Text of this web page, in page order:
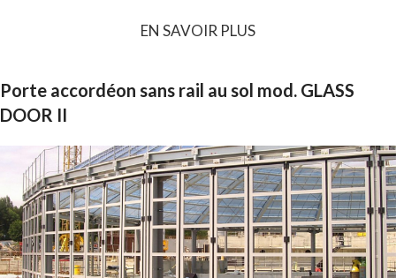
EN SAVOIR PLUS
Porte accordéon sans rail au sol mod. GLASS
DOOR II